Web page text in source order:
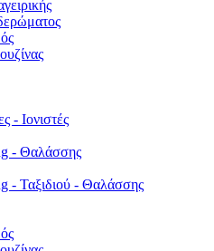
- Ιονιστές
- Θαλάσσης
- Ταξιδιού - Θαλάσσης